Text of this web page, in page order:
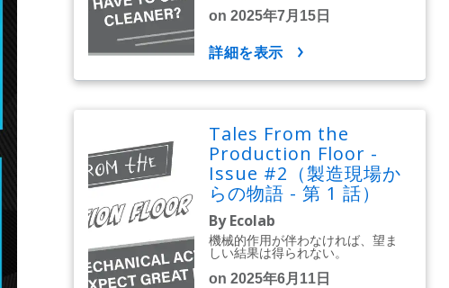
on 2025年7月15日
詳細を表示
Tales From the
Production Floor -
Issue #2（製造現場か
らの物語 - 第 1 話）
By Ecolab
機械的作用が伴わなければ、望ま
しい結果は得られない。
on 2025年6月11日